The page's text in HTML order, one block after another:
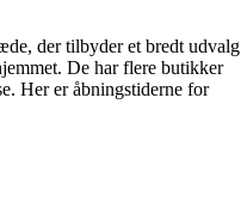
der tilbyder et bredt udvalg
De har flere butikker
Her er åbningstiderne for